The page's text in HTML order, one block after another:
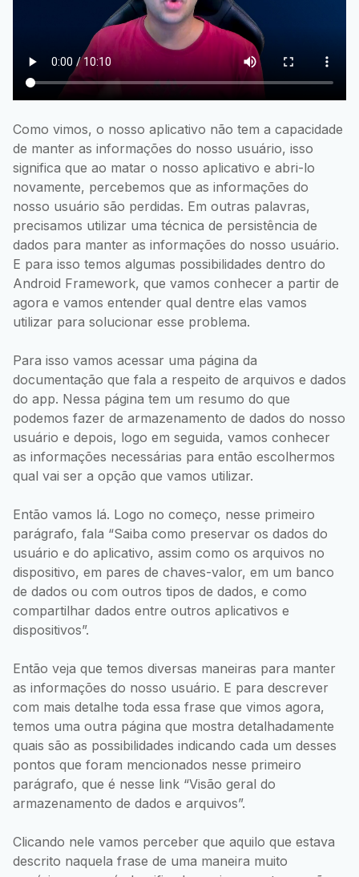
Como vimos, o nosso aplicativo não tem a capacidade
de manter as informações do nosso usuário, isso
significa que ao matar o nosso aplicativo e abri-lo
novamente, percebemos que as informações do
nosso usuário são perdidas. Em outras palavras,
precisamos utilizar uma técnica de persistência de
dados para manter as informações do nosso usuário.
E para isso temos algumas possibilidades dentro do
Android Framework, que vamos conhecer a partir de
agora e vamos entender qual dentre elas vamos
utilizar para solucionar esse problema.
Para isso vamos acessar uma página da
documentação que fala a respeito de arquivos e dados
do app. Nessa página tem um resumo do que
podemos fazer de armazenamento de dados do nosso
usuário e depois, logo em seguida, vamos conhecer
as informações necessárias para então escolhermos
qual vai ser a opção que vamos utilizar.
Então vamos lá. Logo no começo, nesse primeiro
parágrafo, fala “Saiba como preservar os dados do
usuário e do aplicativo, assim como os arquivos no
dispositivo, em pares de chaves-valor, em um banco
de dados ou com outros tipos de dados, e como
compartilhar dados entre outros aplicativos e
dispositivos”.
Então veja que temos diversas maneiras para manter
as informações do nosso usuário. E para descrever
com mais detalhe toda essa frase que vimos agora,
temos uma outra página que mostra detalhadamente
quais são as possibilidades indicando cada um desses
pontos que foram mencionados nesse primeiro
parágrafo, que é nesse link “Visão geral do
armazenamento de dados e arquivos”.
Clicando nele vamos perceber que aquilo que estava
descrito naquela frase de uma maneira muito